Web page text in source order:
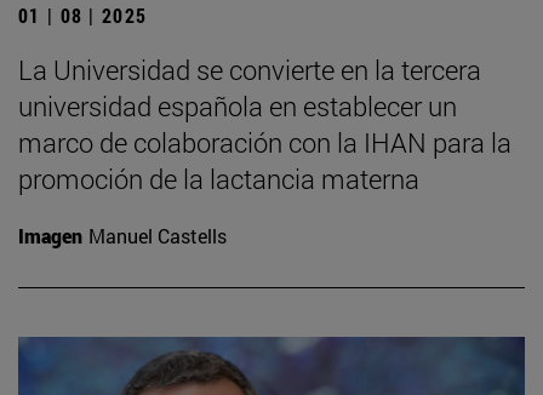
01 | 08 | 2025
La Universidad se convierte en la tercera
universidad española en establecer un
marco de colaboración con la IHAN para la
promoción de la lactancia materna
Imagen Manuel Castells